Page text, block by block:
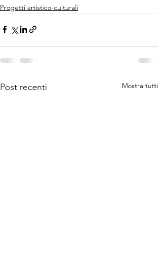
Progetti artistico-culturali
Post recenti Mostra tutti